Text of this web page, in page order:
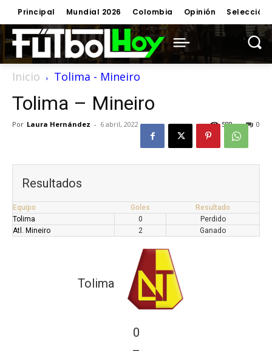
Principal Mundial 2026 Colombia Opinión Selección
Inicio Tolima - Mineiro
Tolima – Mineiro
Por Laura Hernández - 6 abril, 2022 0
588
Resultados
Equipo Goles
Resultado
Tolima
0
Perdido
Atl. Mineiro
2 Ganado
Tolima
0
—